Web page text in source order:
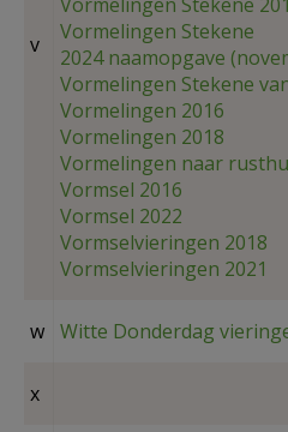
v
Vormelingen Stekene
2024 naamopgave
Vormelingen Stekene
Vormelingen 2016
Vormelingen 2018
Vormelingen naar
Vormsel 2016
Vormsel 2022
Vormselvieringen 2018
Vormselvieringen 2021
w Witte Donderdag
x